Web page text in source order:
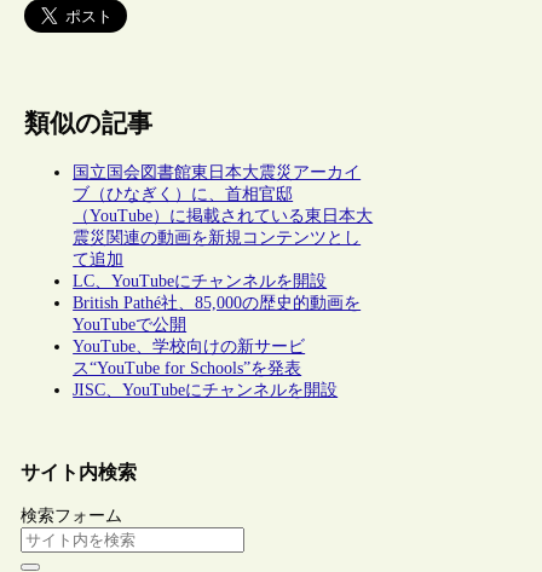
類似の記事
国立国会図書館東日本大震災アーカイ
ブ（ひなぎく）に、首相官邸
（YouTube）に掲載されている東日本大
震災関連の動画を新規コンテンツとし
て追加
LC、YouTubeにチャンネルを開設
British Pathé社、85,000の歴史的動画を
YouTubeで公開
YouTube、学校向けの新サービ
ス“YouTube for Schools”を発表
JISC、YouTubeにチャンネルを開設
サイト内検索
検索フォーム